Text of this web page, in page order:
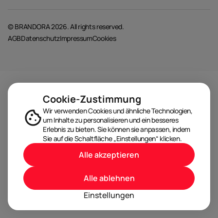
© BRANDORA 2026. All rights reserved.
AGBDatenschutzImpressumCookies
Cookie-Zustimmung
Wir verwenden Cookies und ähnliche Technologien,
um Inhalte zu personalisieren und ein besseres
Erlebnis zu bieten. Sie können sie anpassen, indem
Sie auf die Schaltfläche „Einstellungen“ klicken.
Einstellungen
Alle ablehnen
Alle akzeptieren